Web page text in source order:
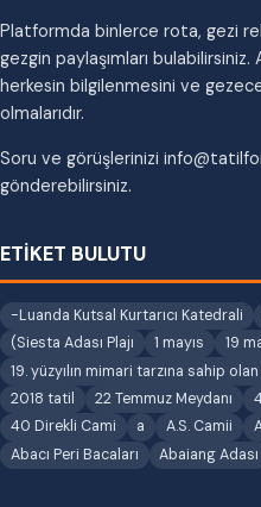
Platformda binlerce rota, gezi
gezgin paylaşımları
herkesin bilgilenmesini ve
olmalarıdır.
Soru ve görüşlerinizi
gönderebilirsiniz.
ETİKET BULUTU
-Luanda Kutsal Kurtarıcı Katedrali
(Siesta Adası Plajı
1 mayıs
19
19. yüzyılın mimari tarzına sahip
2018 tatil
22 Temmuz Meydanı
40 Direkli Cami
a A.S. Camii
Abacı Peri Bacaları
Abaiang Adası